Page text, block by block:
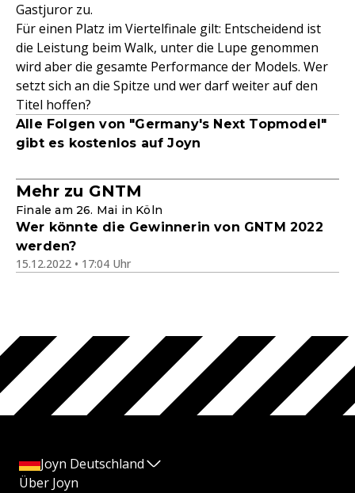
Gastjuror zu.
Für einen Platz im Viertelfinale gilt: Entscheidend ist
die Leistung beim Walk, unter die Lupe genommen
wird aber die gesamte Performance der Models. Wer
setzt sich an die Spitze und wer darf weiter auf den
Titel hoffen?
Alle Folgen von "Germany's Next Topmodel"
gibt es kostenlos auf Joyn
Mehr zu GNTM
Finale am 26. Mai in Köln
Wer könnte die Gewinnerin von GNTM 2022
werden?
15.12.2022 • 17:04 Uhr
Joyn Deutschland
Über Joyn